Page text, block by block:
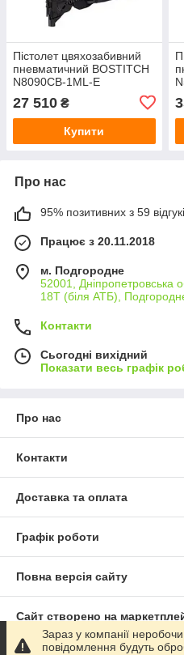
Пістолет цвяхозабивний
пневматичний BOSTITCH
N8090CB-1ML-E
27 510 ₴
Купити
Про нас
95% позитивних з 59
Працює з 20.11.2018
м. Подгородне
52001, Дніпропетровська
18Т (біля АТБ),
Контакти
Сьогодні вихідний
Показати весь графік
Про нас
Контакти
Доставка та оплата
Графік роботи
Повна версія сайту
Сайт створено на
Зараз у компанії
повідомлення будуть